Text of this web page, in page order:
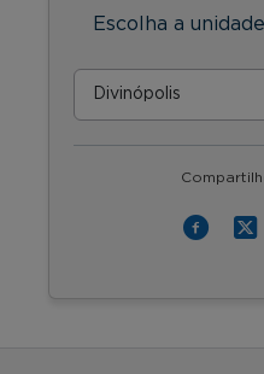
Escolha a